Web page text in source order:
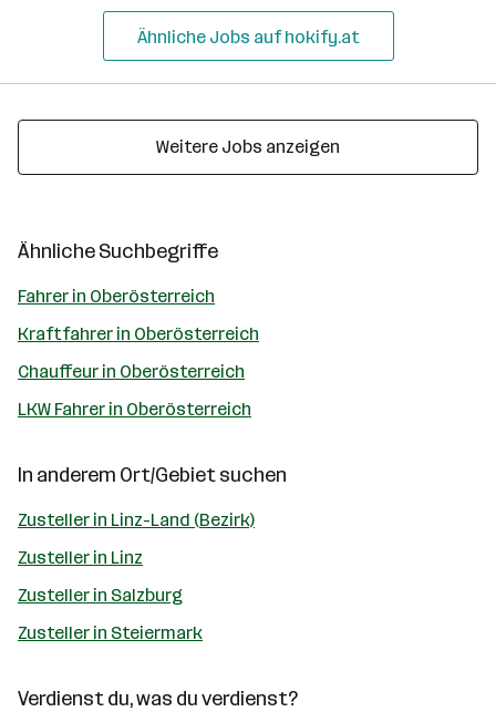
Ähnliche Jobs auf hokify.at
Weitere Jobs anzeigen
Ähnliche Suchbegriffe
Fahrer in Oberösterreich
Kraftfahrer in Oberösterreich
Chauffeur in Oberösterreich
LKW Fahrer in Oberösterreich
In anderem Ort/Gebiet suchen
Zusteller in Linz-Land (Bezirk)
Zusteller in Linz
Zusteller in Salzburg
Zusteller in Steiermark
Verdienst du, was du verdienst?